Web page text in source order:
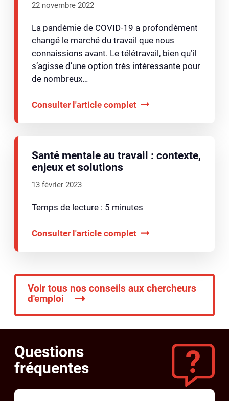
22 novembre 2022
La pandémie de COVID-19 a profondément
changé le marché du travail que nous
connaissions avant. Le télétravail, bien qu’il
s’agisse d’une option très intéressante pour
de nombreux…
Consulter l'article complet
Santé mentale au travail : contexte,
enjeux et solutions
13 février 2023
Temps de lecture : 5 minutes
Consulter l'article complet
Voir tous nos conseils aux chercheurs
d'emploi
Questions
fréquentes